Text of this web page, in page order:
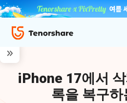
iPhone 17에서
록을 복구하